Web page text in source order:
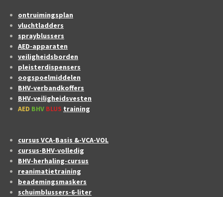
ontruimingsplan
vluchtladders
sprayblussers
AED-apparaten
veiligheidsborden
pleisterdispensers
oogspoelmiddelen
BHV-verbandkoffers
BHV-veiligheidsvesten
AED BHV BLUS training
cursus VCA-Basis &-VCA-VOL
cursus-BHV-volledig
BHV-herhaling-cursus
reanimatietraining
beademingsmaskers
schuimblussers-6-liter